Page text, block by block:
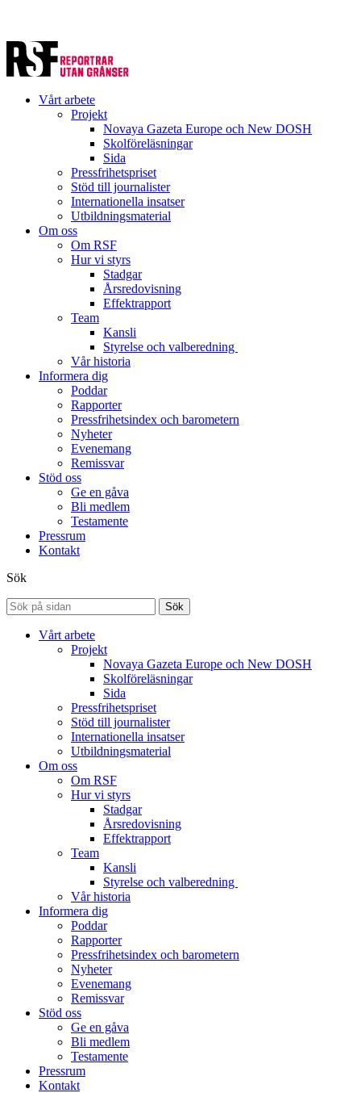
Vårt arbete
Projekt
Novaya Gazeta Europe och New DOSH
Skolföreläsningar
Sida
Pressfrihetspriset
Stöd till journalister
Internationella insatser
Utbildningsmaterial
Om oss
Om RSF
Hur vi styrs
Stadgar
Årsredovisning
Effektrapport
Team
Kansli
Styrelse och valberedning
Vår historia
Informera dig
Poddar
Rapporter
Pressfrihetsindex och barometern
Nyheter
Evenemang
Remissvar
Stöd oss
Ge en gåva
Bli medlem
Testamente
Pressrum
Kontakt
Sök
Sök
Vårt arbete
Projekt
Novaya Gazeta Europe och New DOSH
Skolföreläsningar
Sida
Pressfrihetspriset
Stöd till journalister
Internationella insatser
Utbildningsmaterial
Om oss
Om RSF
Hur vi styrs
Stadgar
Årsredovisning
Effektrapport
Team
Kansli
Styrelse och valberedning
Vår historia
Informera dig
Poddar
Rapporter
Pressfrihetsindex och barometern
Nyheter
Evenemang
Remissvar
Stöd oss
Ge en gåva
Bli medlem
Testamente
Pressrum
Kontakt